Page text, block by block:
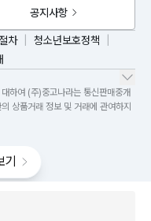
기
공지사항
차
청소년보호정책
하여 (주)중고나라는 통신판매중개
상품거래 정보 및 거래에 관여하지